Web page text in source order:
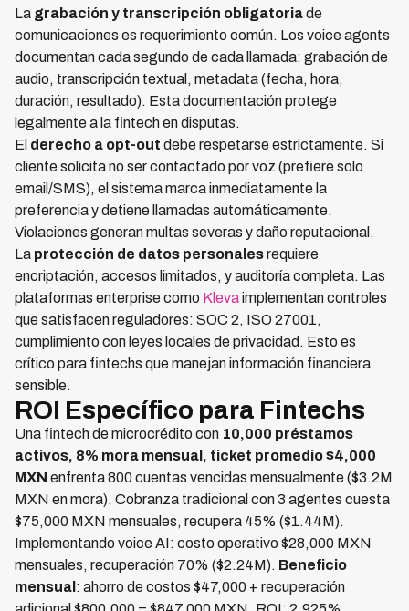
La grabación y transcripción obligatoriade
comunicaciones es requerimiento común. Los voice agents
documentan cada segundo de cada llamada: grabación de
audio, transcripción textual, metadata (fecha, hora,
duración, resultado). Esta documentación protege
legalmente a la fintech en disputas.
El derecho a opt-out debe respetarse estrictamente. Si
cliente solicita no ser contactado por voz (prefiere solo
email/SMS), el sistema marca inmediatamente la
preferencia y detiene llamadas automáticamente.
Violaciones generan multas severas y daño reputacional.
La protección de datos personalesrequiere
encriptación, accesos limitados, y auditoría completa. Las
plataformas enterprise como Klevaimplementan controles
que satisfacen reguladores: SOC 2, ISO 27001,
cumplimiento con leyes locales de privacidad. Esto es
crítico para fintechs que manejan información financiera
sensible.
ROI Específico para Fintechs
Una fintech de microcrédito con 10,000 préstamos
activos, 8% mora mensual, ticket promedio $4,000
MXN enfrenta 800 cuentas vencidas mensualmente ($3.2M
MXN en mora). Cobranza tradicional con 3 agentes cuesta
$75,000 MXN mensuales, recupera 45% ($1.44M).
Implementando voice AI: costo operativo $28,000 MXN
mensuales, recuperación 70% ($2.24M). Beneficio
mensual : ahorro de costos $47,000 + recuperación